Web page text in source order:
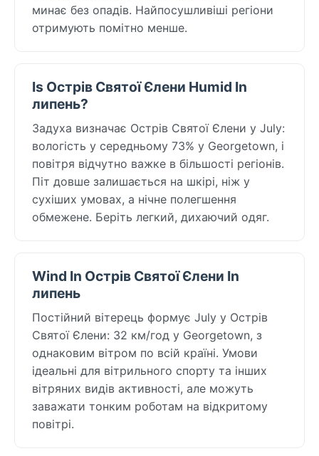
минає без опадів. Найпосушливіші регіони
отримують помітно менше.
Is Острів Святої Єлени Humid In
липень?
Задуха визначає Острів Святої Єлени у July:
вологість у середньому 73% у Georgetown, і
повітря відчутно важке в більшості регіонів.
Піт довше залишається на шкірі, ніж у
сухіших умовах, а нічне полегшення
обмежене. Беріть легкий, дихаючий одяг.
Wind In Острів Святої Єлени In
липень
Постійний вітерець формує July у Острів
Святої Єлени: 32 км/год у Georgetown, з
однаковим вітром по всій країні. Умови
ідеальні для вітрильного спорту та інших
вітряних видів активності, але можуть
заважати тонким роботам на відкритому
повітрі.